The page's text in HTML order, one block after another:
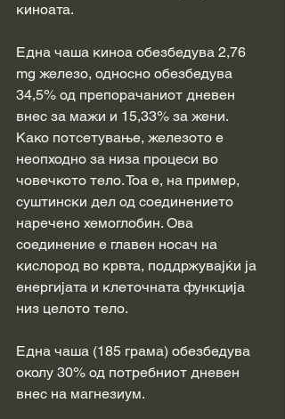
киноата.
Една чаша киноа обезбедува 2,76
mg железо, односно обезбедува
34,5% од препорачаниот дневен
внес за мажи и 15,33% за жени.
Како потсетување, железото е
неопходно за низа процеси во
човечкото тело. Тоа е, на пример,
суштински дел од соединението
наречено хемоглобин. Ова
соединение е главен носач на
кислород во крвта, поддржувајќи ја
енергијата и клеточната функција
низ целото тело.
Една чаша (185 грама) обезбедува
околу 30% од потребниот дневен
внес на магнезиум.